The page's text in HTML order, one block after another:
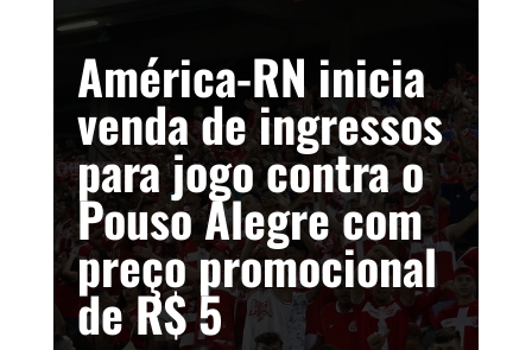
América-RN inicia
venda de ingressos
para jogo contra o
Pouso Alegre com
preço promocional
de R$ 5